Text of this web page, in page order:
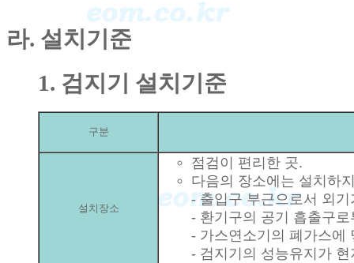
라. 설치기준
1. 검지기 설치기준
구분
설치장소
점검이 편리한 곳.
다음의 장소에는 설치하
- 출입구 부근으로서 외
- 환기구의 공기 흡출구
- 가스연소기의 폐가스에
- 검지기의 성능유지가